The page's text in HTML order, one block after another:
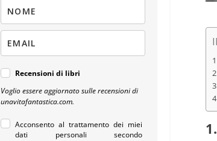
Recensioni di libri
Voglio essere aggiornato sulle recensioni di
unavitafantastica.com.
Acconsento al trattamento dei miei
dati personali secondo